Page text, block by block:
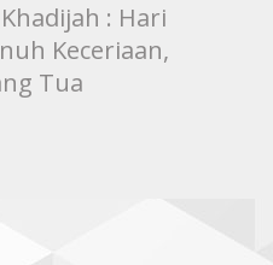
: Hari
Keceriaan,
Tua